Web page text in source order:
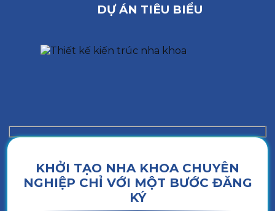
DỰ ÁN TIÊU BIỂU
KHỞI TẠO NHA KHOA CHUYÊN
NGHIỆP CHỈ VỚI MỘT BƯỚC ĐĂNG
KÝ